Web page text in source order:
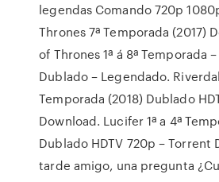
legendas Comando 720p
Thrones 7ª Temporada (2017)
of Thrones 1ª á 8ª Temporada
Dublado – Legendado.
Temporada (2018) Dublado
Download. Lucifer 1ª a 4ª
Dublado HDTV 720p – Torrent
tarde amigo, una pregunta